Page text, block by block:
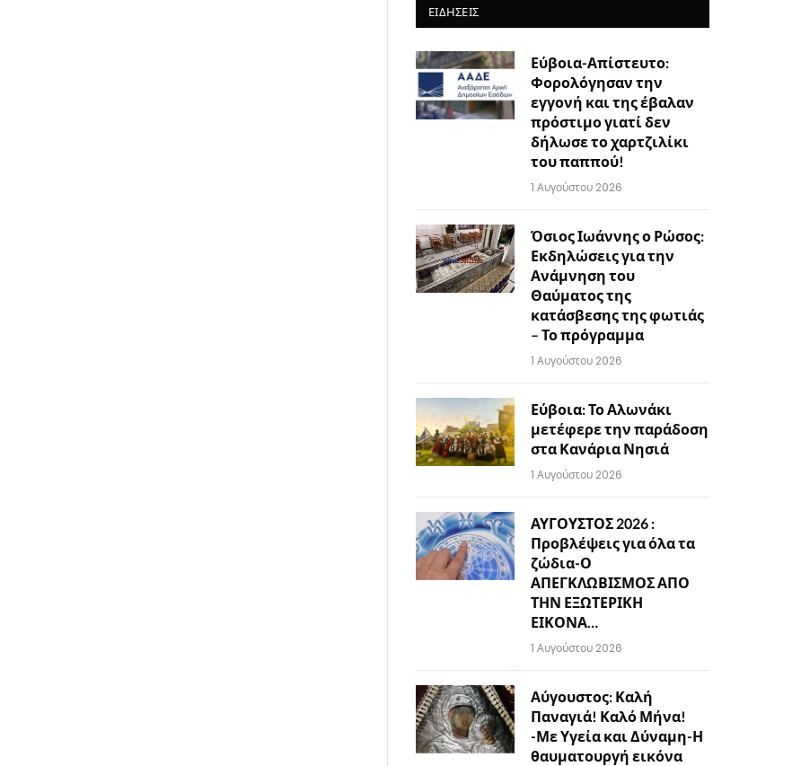
ΕΙΔΉΣΕΙΣ
Εύβοια-Απίστευτο:
Φορολόγησαν την
εγγονή και της έβαλαν
πρόστιμο γιατί δεν
δήλωσε το χαρτζιλίκι
του παππού!
1 Αυγούστου 2026
Όσιος Ιωάννης ο Ρώσος:
Εκδηλώσεις για την
Ανάμνηση του
Θαύματος της
κατάσβεσης της φωτιάς
– Το πρόγραμμα
1 Αυγούστου 2026
Εύβοια: Το Αλωνάκι
μετέφερε την παράδοση
στα Κανάρια Νησιά
1 Αυγούστου 2026
ΑΥΓΟΥΣΤΟΣ 2026 :
Προβλέψεις για όλα τα
ζώδια-Ο
ΑΠΕΓΚΛΩΒΙΣΜΟΣ ΑΠΟ
ΤΗΝ ΕΞΩΤΕΡΙΚΗ
ΕΙΚΟΝΑ…
1 Αυγούστου 2026
Αύγουστος: Καλή
Παναγιά! Καλό Μήνα!
-Με Υγεία και Δύναμη-Η
θαυματουργή εικόνα